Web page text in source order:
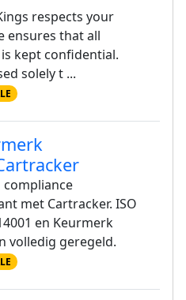
respects your
ensures that all
kept confidential.
solely t ...
compliance
met Cartracker. ISO
en Keurmerk
volledig geregeld.